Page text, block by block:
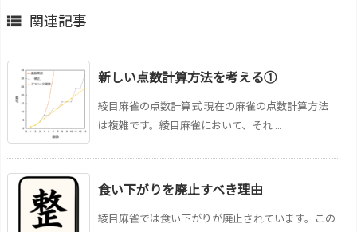
 関連記事
新しい点数計算方法を考える①
綾目麻雀の点数計算式 現在の麻雀の点数計算方法
は複雑です。綾目麻雀において、それ ...
食い下がりを廃止すべき理由
綾目麻雀では食い下がりが廃止されています。この